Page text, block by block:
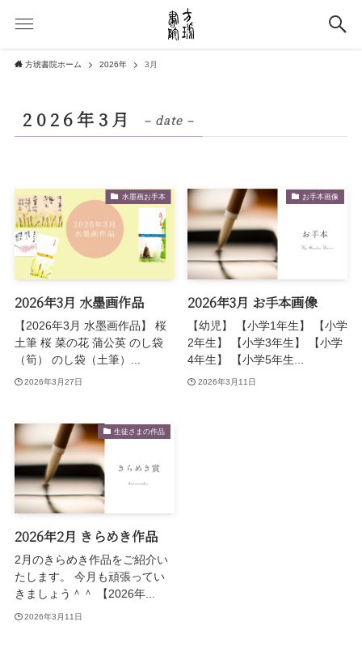
方琥書院ホーム 2026年 3月
2026年3月 – date –
水墨画お手本
2026年3月 水墨画作品
【2026年3月 水墨画作品】 桜
土筆 桜 菜の花 蒲公英 のし袋
（筍） のし袋（土筆）...
2026年3月27日
お手本画像
2026年3月 お手本画像
【幼児】 【小学1年生】 【小学
2年生】 【小学3年生】 【小学
4年生】 【小学5年生...
2026年3月11日
生徒さまの作品
2026年2月 きらめき作品
2月のきらめき作品をご紹介い
たします。 今月も頑張ってい
きましょう＾＾ 【2026年...
2026年3月11日